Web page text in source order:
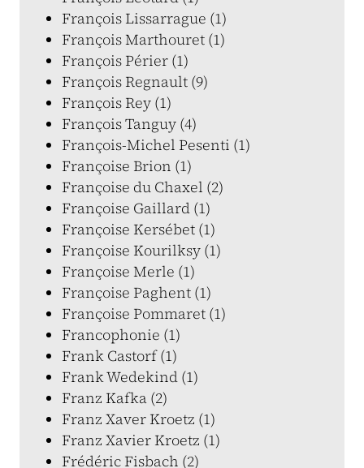
François Lissarrague (1)
François Marthouret (1)
François Périer (1)
François Regnault (9)
François Rey (1)
François Tanguy (4)
François-Michel Pesenti (1)
Françoise Brion (1)
Françoise du Chaxel (2)
Françoise Gaillard (1)
Françoise Kersébet (1)
Françoise Kourilksy (1)
Françoise Merle (1)
Françoise Paghent (1)
Françoise Pommaret (1)
Francophonie (1)
Frank Castorf (1)
Frank Wedekind (1)
Franz Kafka (2)
Franz Xaver Kroetz (1)
Franz Xavier Kroetz (1)
Frédéric Fisbach (2)